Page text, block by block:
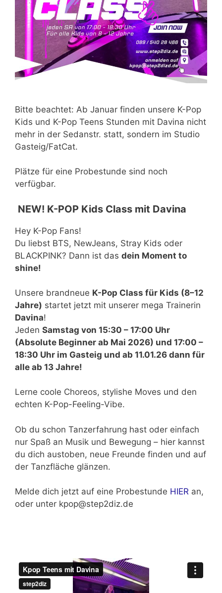
Bitte beachtet: Ab Januar finden unsere K-Pop
Kids und K-Pop Teens Stunden mit Davina nicht
mehr in der Sedanstr. statt, sondern im Studio
Gasteig/FatCat.
Plätze für eine Probestunde sind noch
verfügbar.
NEW! K-POP Kids Class mit Davina
Hey K-Pop Fans!
Du liebst BTS, NewJeans, Stray Kids oder
BLACKPINK? Dann ist das dein Moment to
shine!
Unsere brandneue K-Pop Class für Kids (8–12
Jahre) startet jetzt mit unserer mega Trainerin
Davina!
Jeden Samstag von 15:30 – 17:00 Uhr
(Absolute Beginner ab Mai 2026) und 17:00 –
18:30 Uhr im Gasteig und ab 11.01.26 dann für
alle ab 13 Jahre!
Lerne coole Choreos, stylishe Moves und den
echten K-Pop-Feeling-Vibe.
Ob du schon Tanzerfahrung hast oder einfach
nur Spaß an Musik und Bewegung – hier kannst
du dich austoben, neue Freunde finden und auf
der Tanzfläche glänzen.
Melde dich jetzt auf eine Probestunde HIER an,
oder unter kpop@step2diz.de